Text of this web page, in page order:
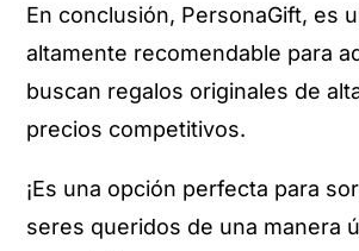
En conclusión, PersonaGift, es
altamente recomendable para
buscan regalos originales de
precios competitivos.
¡Es una opción perfecta para
seres queridos de una manera